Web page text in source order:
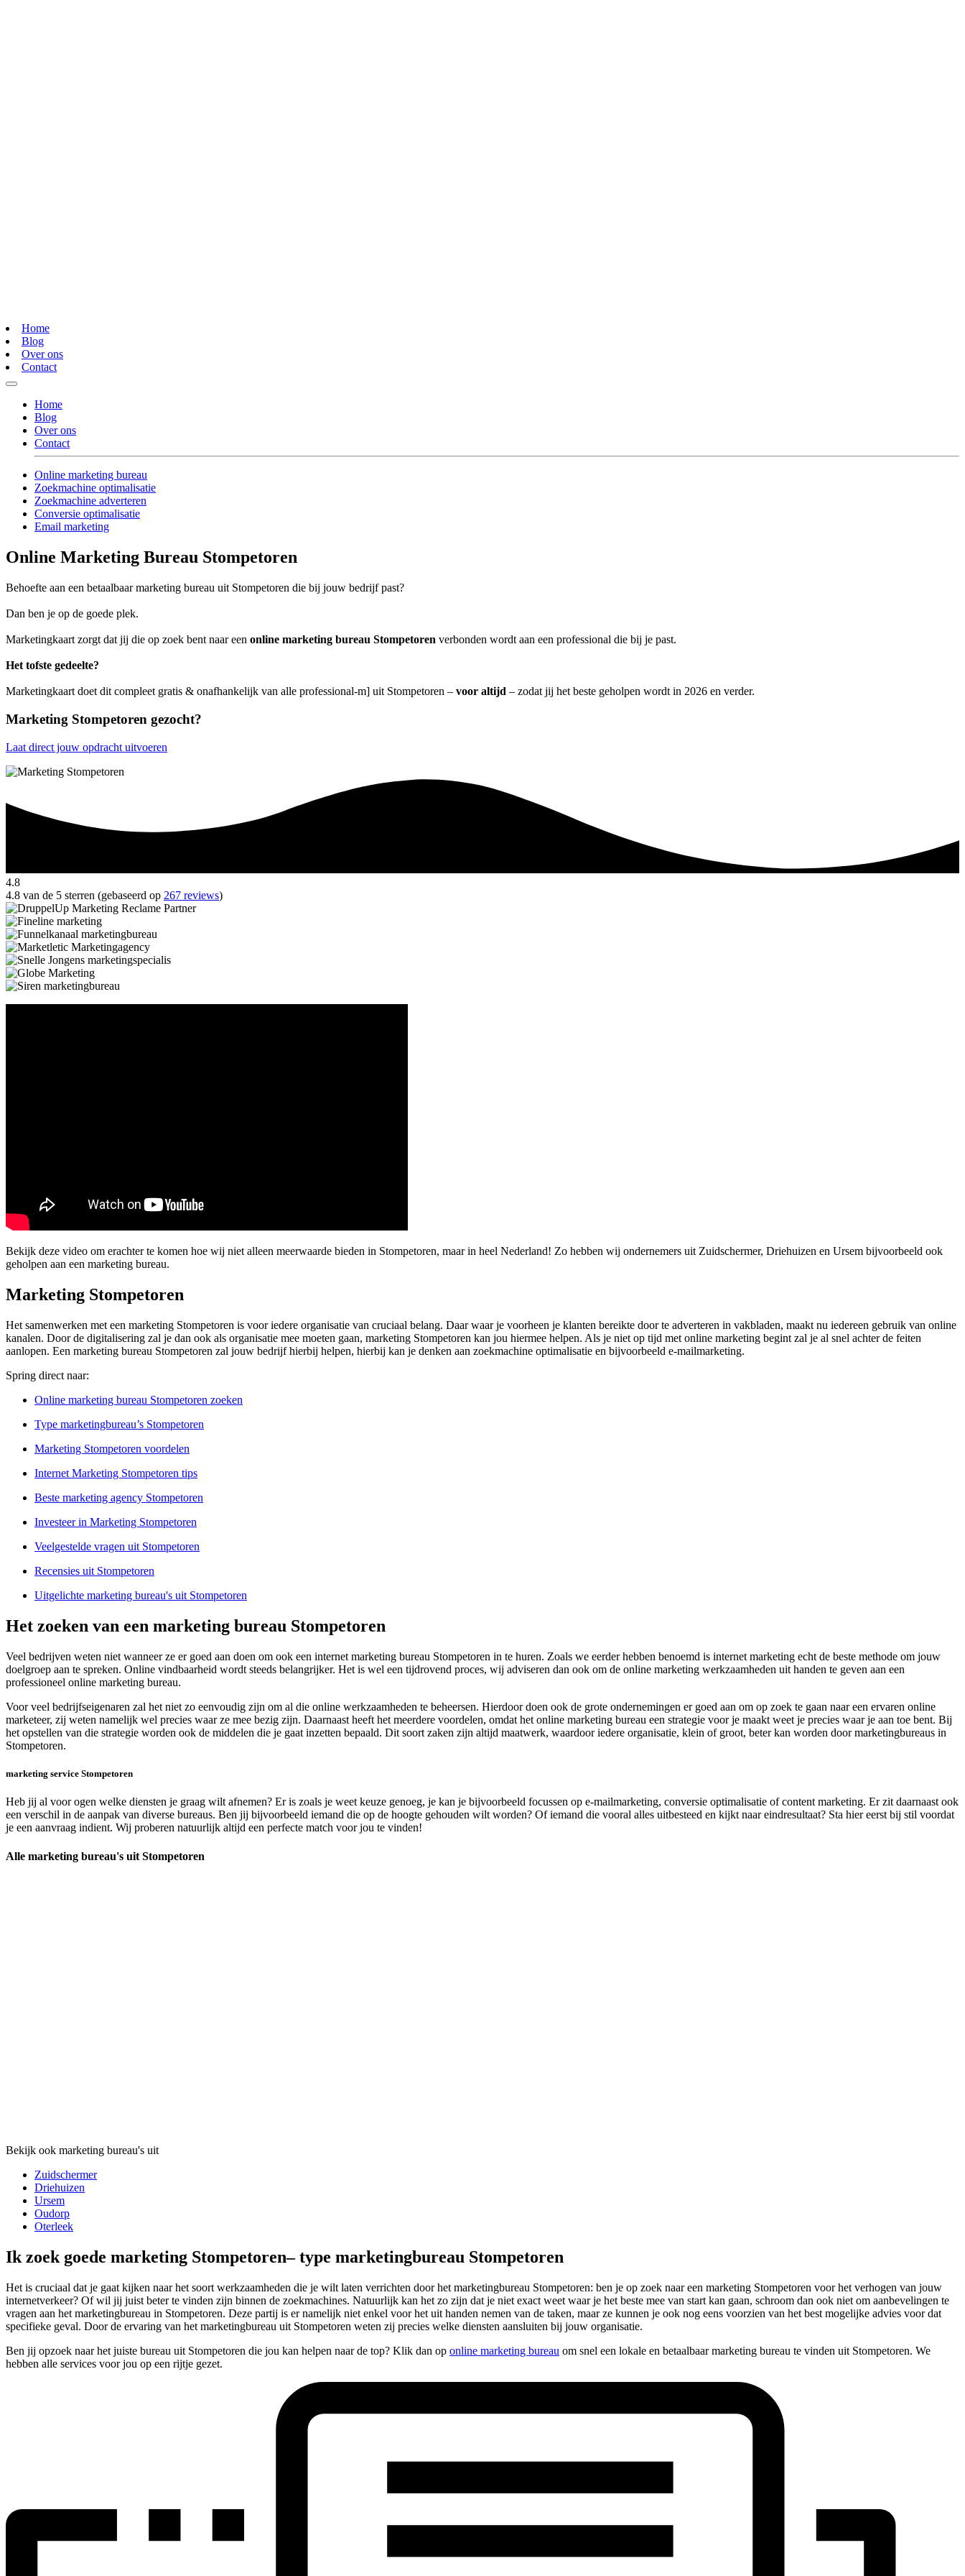
Home
Blog
Over ons
Contact
Home
Blog
Over ons
Contact
Online marketing bureau
Zoekmachine optimalisatie
Zoekmachine adverteren
Conversie optimalisatie
Email marketing
Online Marketing Bureau Stompetoren
Behoefte aan een betaalbaar marketing bureau uit Stompetoren die bij jouw bedrijf past?
Dan ben je op de goede plek.
Marketingkaart zorgt dat jij die op zoek bent naar een online marketing bureau Stompetoren verbonden wordt aan een professional die bij je past.
Het tofste gedeelte?
Marketingkaart doet dit compleet gratis & onafhankelijk van alle professional-m] uit Stompetoren – voor altijd – zodat jij het beste geholpen wordt in 2026 en verder.
Marketing Stompetoren gezocht?
Laat direct jouw opdracht uitvoeren
4.8
4.8 van de 5 sterren (gebaseerd op 267 reviews)
Bekijk deze video om erachter te komen hoe wij niet alleen meerwaarde bieden in Stompetoren, maar in heel Nederland! Zo hebben wij ondernemers uit Zuidschermer, Driehuizen en Ursem bijvoorbeeld ook
geholpen aan een marketing bureau.
Marketing Stompetoren
Het samenwerken met een marketing Stompetoren is voor iedere organisatie van cruciaal belang. Daar waar je voorheen je klanten bereikte door te adverteren in vakbladen, maakt nu iedereen gebruik van online
kanalen. Door de digitalisering zal je dan ook als organisatie mee moeten gaan, marketing Stompetoren kan jou hiermee helpen. Als je niet op tijd met online marketing begint zal je al snel achter de feiten
aanlopen. Een marketing bureau Stompetoren zal jouw bedrijf hierbij helpen, hierbij kan je denken aan zoekmachine optimalisatie en bijvoorbeeld e-mailmarketing.
Spring direct naar:
Online marketing bureau Stompetoren zoeken
Type marketingbureau’s Stompetoren
Marketing Stompetoren voordelen
Internet Marketing Stompetoren tips
Beste marketing agency Stompetoren
Investeer in Marketing Stompetoren
Veelgestelde vragen uit Stompetoren
Recensies uit Stompetoren
Uitgelichte marketing bureau's uit Stompetoren
Het zoeken van een marketing bureau Stompetoren
Veel bedrijven weten niet wanneer ze er goed aan doen om ook een internet marketing bureau Stompetoren in te huren. Zoals we eerder hebben benoemd is internet marketing echt de beste methode om jouw
doelgroep aan te spreken. Online vindbaarheid wordt steeds belangrijker. Het is wel een tijdrovend proces, wij adviseren dan ook om de online marketing werkzaamheden uit handen te geven aan een
professioneel online marketing bureau.
Voor veel bedrijfseigenaren zal het niet zo eenvoudig zijn om al die online werkzaamheden te beheersen. Hierdoor doen ook de grote ondernemingen er goed aan om op zoek te gaan naar een ervaren online
marketeer, zij weten namelijk wel precies waar ze mee bezig zijn. Daarnaast heeft het meerdere voordelen, omdat het online marketing bureau een strategie voor je maakt weet je precies waar je aan toe bent. Bij
het opstellen van die strategie worden ook de middelen die je gaat inzetten bepaald. Dit soort zaken zijn altijd maatwerk, waardoor iedere organisatie, klein of groot, beter kan worden door marketingbureaus in
Stompetoren.
marketing service Stompetoren
Heb jij al voor ogen welke diensten je graag wilt afnemen? Er is zoals je weet keuze genoeg, je kan je bijvoorbeeld focussen op e-mailmarketing, conversie optimalisatie of content marketing. Er zit daarnaast ook
een verschil in de aanpak van diverse bureaus. Ben jij bijvoorbeeld iemand die op de hoogte gehouden wilt worden? Of iemand die vooral alles uitbesteed en kijkt naar eindresultaat? Sta hier eerst bij stil voordat
je een aanvraag indient. Wij proberen natuurlijk altijd een perfecte match voor jou te vinden!
Alle marketing bureau's uit Stompetoren
Bekijk ook marketing bureau's uit
Zuidschermer
Driehuizen
Ursem
Oudorp
Oterleek
Ik zoek goede marketing Stompetoren– type marketingbureau Stompetoren
Het is cruciaal dat je gaat kijken naar het soort werkzaamheden die je wilt laten verrichten door het marketingbureau Stompetoren: ben je op zoek naar een marketing Stompetoren voor het verhogen van jouw
internetverkeer? Of wil jij juist beter te vinden zijn binnen de zoekmachines. Natuurlijk kan het zo zijn dat je niet exact weet waar je het beste mee van start kan gaan, schroom dan ook niet om aanbevelingen te
vragen aan het marketingbureau in Stompetoren. Deze partij is er namelijk niet enkel voor het uit handen nemen van de taken, maar ze kunnen je ook nog eens voorzien van het best mogelijke advies voor dat
specifieke geval. Door de ervaring van het marketingbureau uit Stompetoren weten zij precies welke diensten aansluiten bij jouw organisatie.
Ben jij opzoek naar het juiste bureau uit Stompetoren die jou kan helpen naar de top? Klik dan op online marketing bureau om snel een lokale en betaalbaar marketing bureau te vinden uit Stompetoren. We
hebben alle services voor jou op een rijtje gezet.